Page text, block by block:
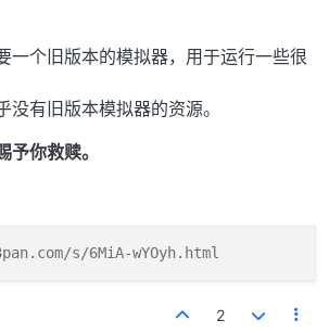
一个旧版本的模拟器，用于运行一些很
没有旧版本模拟器的资源。
予你救赎。
s/6MiA-wYOyh.html
2